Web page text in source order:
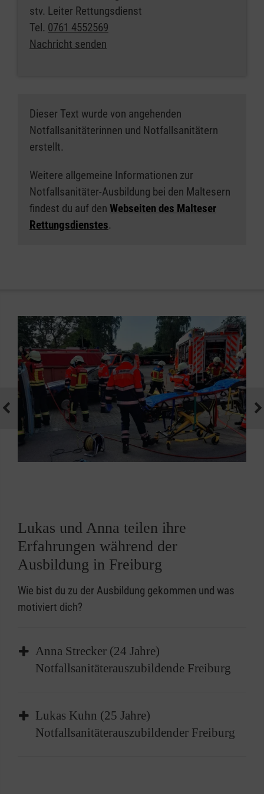
stv. Leiter Rettungsdienst
Tel. 0761 4552569
Nachricht senden
Dieser Text wurde von angehenden
Notfallsanitäterinnen und Notfallsanitätern
erstellt.
Weitere allgemeine Informationen zur
Notfallsanitäter-Ausbildung bei den Maltesern
findest du auf den Webseiten des Malteser
Rettungsdienstes.
Lukas und Anna teilen ihre
Erfahrungen während der
Ausbildung in Freiburg
Wie bist du zu der Ausbildung gekommen und was
motiviert dich?
Anna Strecker (24 Jahre)
Notfallsanitäterauszubildende Freiburg
"Ich hatte die Möglichkeit mein medizinisches
Wissen auch in meinem privaten Umfeld
Lukas Kuhn (25 Jahre)
Notfallsanitäterauszubildender Freiburg